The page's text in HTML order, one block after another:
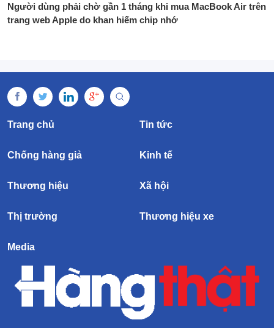
Người dùng phải chờ gần 1 tháng khi mua MacBook Air trên
trang web Apple do khan hiếm chip nhớ
Trang chủ Tin tức
Chống hàng giả Kinh tế
Thương hiệu Xã hội
Thị trường Thương hiệu xe
Media